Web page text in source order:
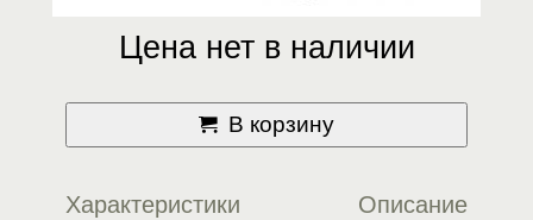
Цена нет в наличии
В корзину
Характеристики Описание